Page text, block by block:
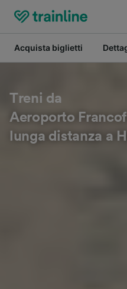
Acquista biglietti
Treni da
Aeroporto
lunga distanza a